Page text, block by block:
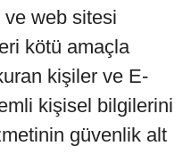
ve web sitesi
kötü amaçla
kişiler ve E-
kişisel bilgilerini
güvenlik alt